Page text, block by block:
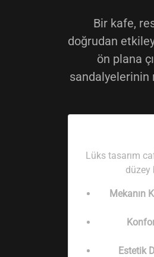
Bir kafe,
doğrudan
ön plana
sandalyelerinin
Lüks tasarım
düzey
Mekanın
Estetik